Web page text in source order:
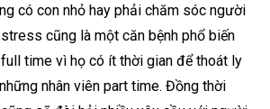
có con nhỏ hay phải chăm sóc người
cũng là một căn bệnh phổ biến
time vì họ có ít thời gian để thoát ly
nhân viên part time. Đồng thời